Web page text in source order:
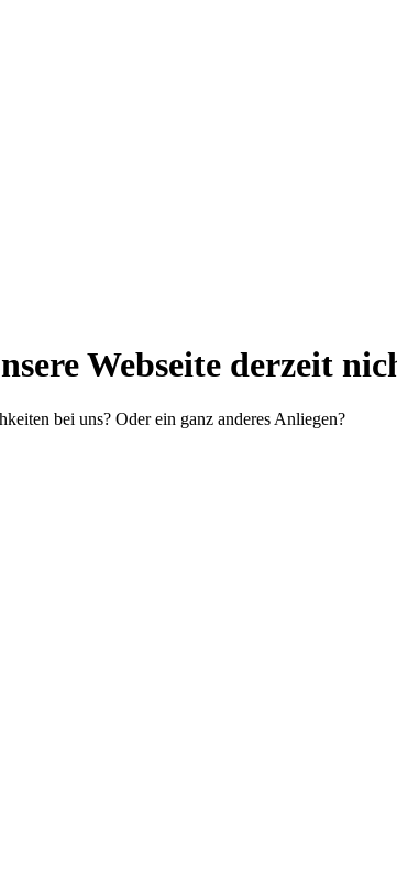
Webseite derzeit
bei uns? Oder ein ganz anderes Anliegen?